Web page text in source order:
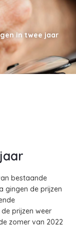
in twee jaar
bestaande
gingen de prijzen
prijzen weer
zomer van 2022